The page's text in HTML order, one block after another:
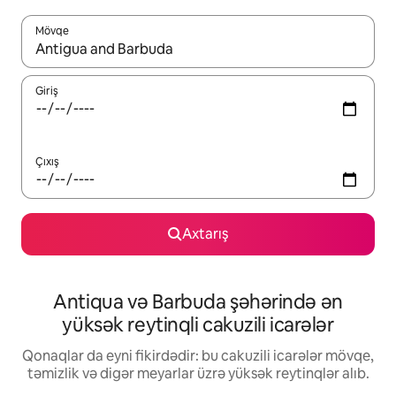
Mövqe
Nəticələr varsa, yuxarı və aşağı ox düymələri ilə naviqasiya
Giriş
Çıxış
Axtarış
Antiqua və Barbuda şəhərində ən
yüksək reytinqli cakuzili icarələr
Qonaqlar da eyni fikirdədir: bu cakuzili icarələr mövqe,
təmizlik və digər meyarlar üzrə yüksək reytinqlər alıb.